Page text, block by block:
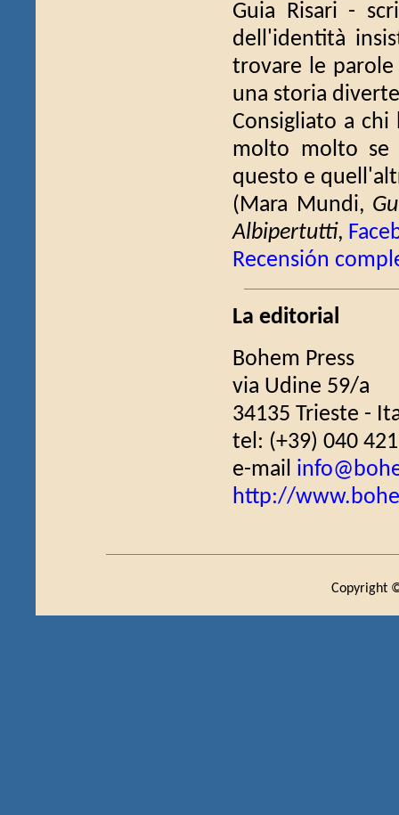
Guia Risari -
dell'identità
trovare le
una storia
Consigliato a chi
molto molto se
questo e
(Mara Mundi,
Albipertutti,
Recensión
La editorial
Bohem Press
via Udine 59/a
34135 Trieste -
tel: (+39) 040
e-mail
http://
Copyright